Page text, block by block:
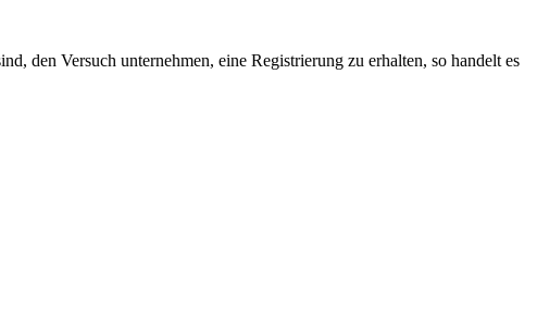
den Versuch unternehmen, eine Registrierung zu erhalten, so handelt es